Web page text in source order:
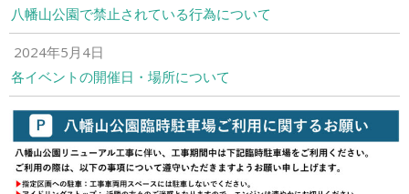
八幡山公園で禁止されている行為について
2024年5月4日
各イベントの開催日・場所について